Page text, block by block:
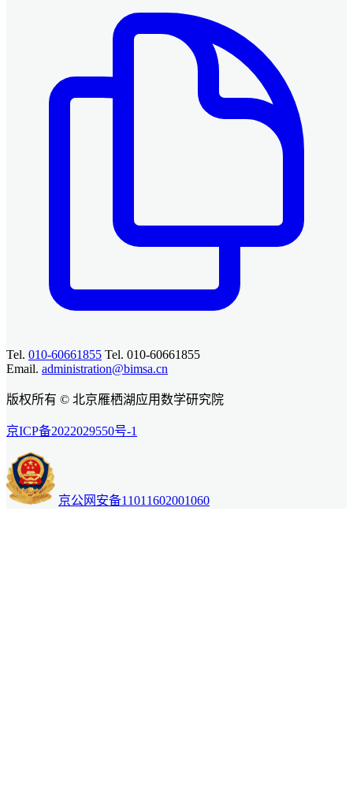
Tel. 010-60661855 Tel. 010-60661855
Email. administration@bimsa.cn
版权所有 © 北京雁栖湖应用数学研究院
京ICP备2022029550号-1
京公网安备11011602001060